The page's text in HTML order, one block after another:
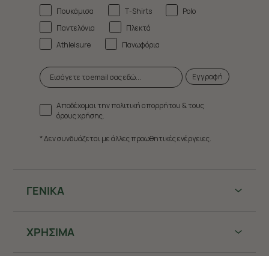
ΓΕΝΙΚΑ
ΧΡHΣΙΜΑ
Πουκάμισα
T-Shirts
Polo
Παντελόνια
Πλεκτά
Athleisure
Πανωφόρια
Εγγραφή
Αποδέχομαι την πολιτική απορρήτου & τους
όρους χρήσης.
* Δεν συνδυάζεται με άλλες προωθητικές ενέργειες.